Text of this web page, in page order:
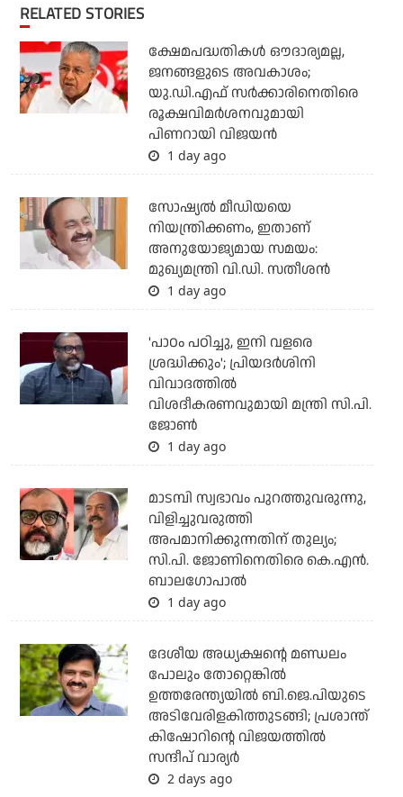
RELATED STORIES
ക്ഷേമപദ്ധതികള്‍ ഔദാര്യമല്ല,
ജനങ്ങളുടെ അവകാശം;
യു.ഡി.എഫ് സര്‍ക്കാരിനെതിരെ
രൂക്ഷവിമര്‍ശനവുമായി
പിണറായി വിജയന്‍
1 day ago
സോഷ്യല്‍ മീഡിയയെ
നിയന്ത്രിക്കണം, ഇതാണ്
അനുയോജ്യമായ സമയം:
മുഖ്യമന്ത്രി വി.ഡി. സതീശന്‍
1 day ago
'പാഠം പഠിച്ചു, ഇനി വളരെ
ശ്രദ്ധിക്കും'; പ്രിയദര്‍ശിനി
വിവാദത്തില്‍
വിശദീകരണവുമായി മന്ത്രി സി.പി.
ജോണ്‍
1 day ago
മാടമ്പി സ്വഭാവം പുറത്തുവരുന്നു,
വിളിച്ചുവരുത്തി
അപമാനിക്കുന്നതിന് തുല്യം;
സി.പി. ജോണിനെതിരെ കെ.എന്‍.
ബാലഗോപാല്‍
1 day ago
ദേശീയ അധ്യക്ഷന്റെ മണ്ഡലം
പോലും തോറ്റെങ്കില്‍
ഉത്തരേന്ത്യയില്‍ ബി.ജെ.പിയുടെ
അടിവേരിളകിത്തുടങ്ങി; പ്രശാന്ത്
കിഷോറിന്റെ വിജയത്തില്‍
സന്ദീപ് വാര്യര്‍
2 days ago